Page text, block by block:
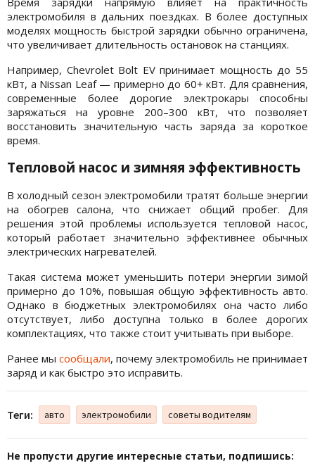
электромобиля в дальних поездках. В более доступных
моделях мощность быстрой зарядки обычно ограничена,
что увеличивает длительность остановок на станциях.
Например, Chevrolet Bolt EV принимает мощность до 55
кВт, а Nissan Leaf — примерно до 60+ кВт. Для сравнения,
современные более дорогие электрокары способны
заряжаться на уровне 200–300 кВт, что позволяет
восстановить значительную часть заряда за короткое
время.
Тепловой насос и зимняя эффективность
В холодный сезон электромобили тратят больше энергии
на обогрев салона, что снижает общий пробег. Для
решения этой проблемы используется тепловой насос,
который работает значительно эффективнее обычных
электрических нагревателей.
Такая система может уменьшить потери энергии зимой
примерно до 10%, повышая общую эффективность авто.
Однако в бюджетных электромобилях она часто либо
отсутствует, либо доступна только в более дорогих
комплектациях, что также стоит учитывать при выборе.
Ранее мы сообщали, почему электромобиль не принимает
заряд и как быстро это исправить.
Теги: авто электромобили советы водителям
Не пропусти другие интересные статьи, подпишись: